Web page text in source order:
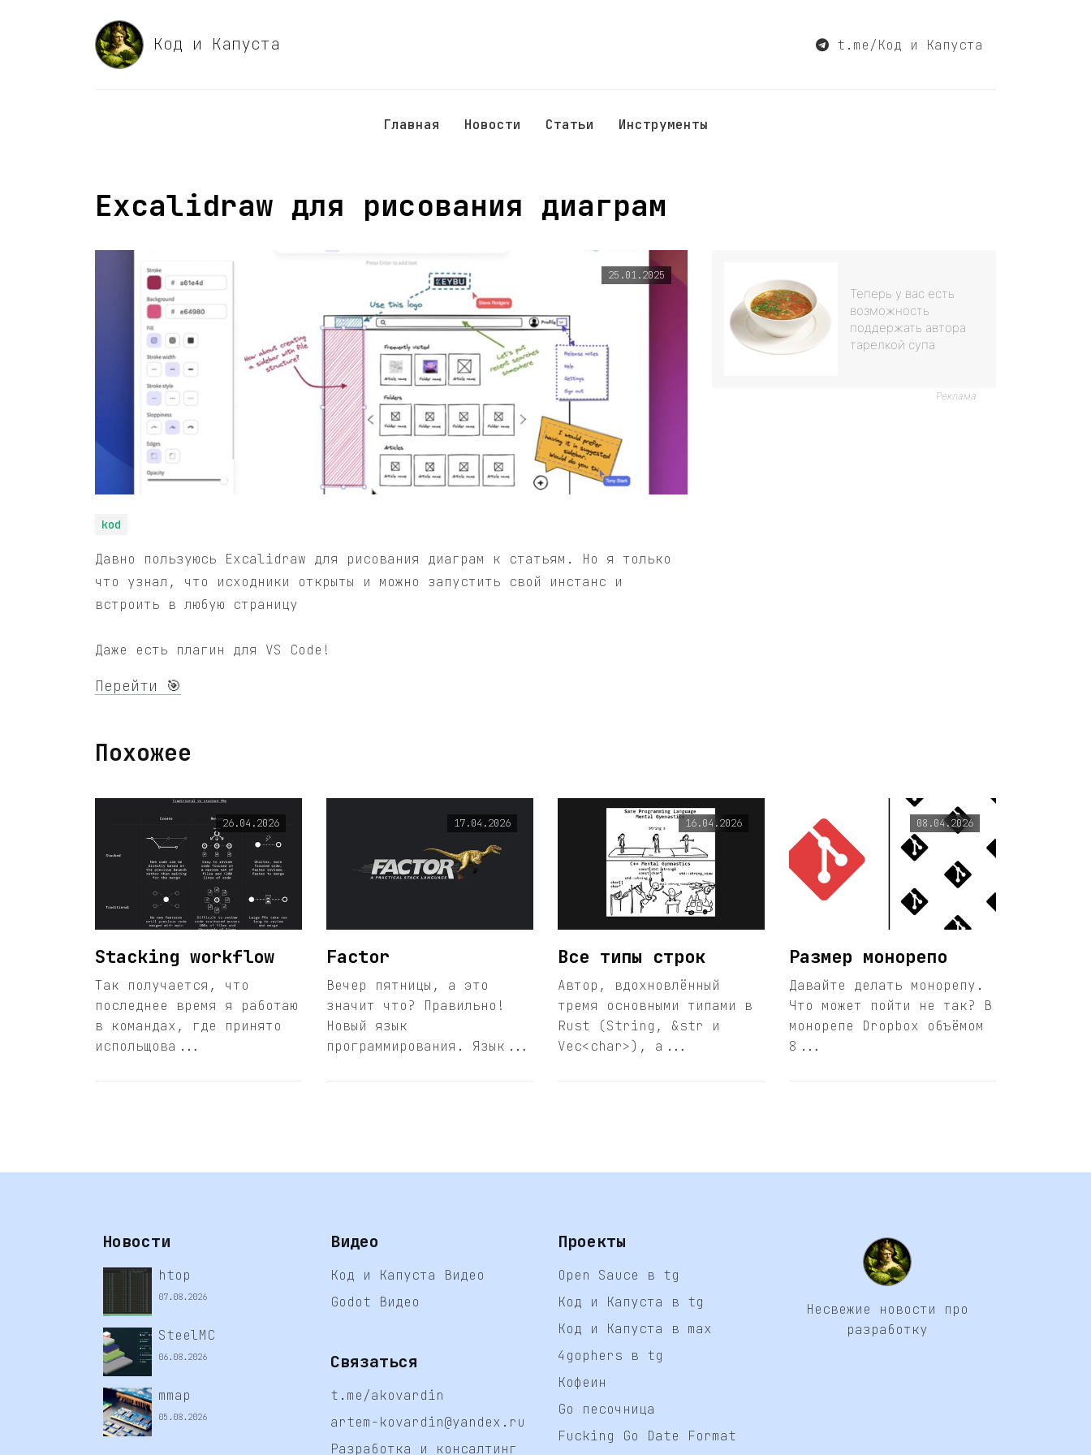
Код и Капуста t.me/Код и Капуста
Главная Новости Статьи Инструменты
Excalidraw для рисования диаграм
25.01.2025
kod
Давно пользуюсь Excalidraw для рисования диаграм к статьям. Но я только
что узнал, что исходники открыты и можно запустить свой инстанс и
встроить в любую страницу
Даже есть плагин для VS Code!
Перейти 🎯
Теперь у вас есть
возможность
поддержать автора
тарелкой супа
Реклама
Похожее
26.04.2026
Stacking workflow
Так получается, что
последнее время я работаю
в командах, где принято
испольщова...
17.04.2026
Factor
Вечер пятницы, а это
значит что? Правильно!
Новый язык
программирования. Язык...
16.04.2026
Все типы строк
Автор, вдохновлённый
тремя основными типами в
Rust (String, &str и
Vec<char>), а...
08.04.2026
Размер монорепо
Давайте делать монорепу.
Что может пойти не так? В
монорепе Dropbox объёмом
8...
Новости
htop
07.08.2026
SteelMC
06.08.2026
mmap
05.08.2026
Видео
Код и Капуста Видео
Godot Видео
Связаться
t.me/akovardin
artem-kovardin@yandex.ru
Разработка и консалтинг
Проекты
Open Sauce в tg
Код и Капуста в tg
Код и Капуста в max
4gophers в tg
Кофеин
Go песочница
Fucking Go Date Format
Несвежие новости про
разработку